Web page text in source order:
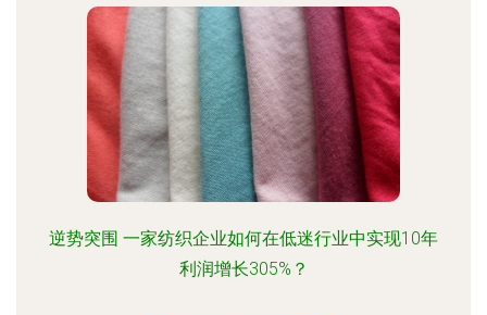
逆势突围 一家纺织企业如何在低迷行业中实现10年
利润增长305%？